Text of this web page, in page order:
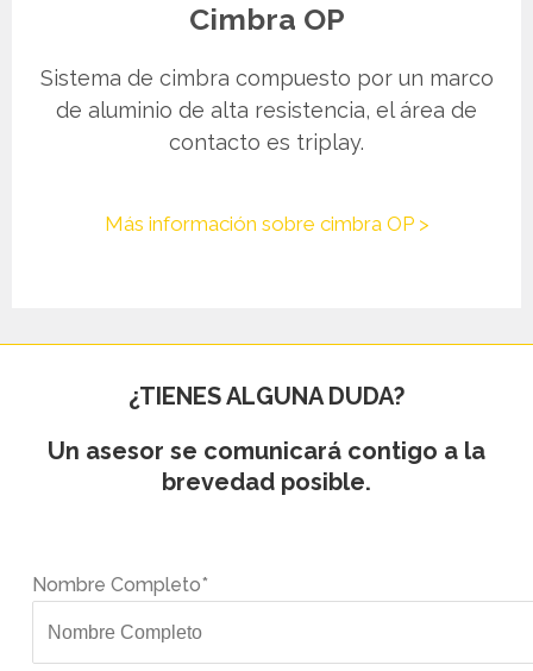
Cimbra OP
Sistema de cimbra compuesto por un marco
de aluminio de alta resistencia, el área de
contacto es triplay.
Más información sobre cimbra OP >
¿TIENES ALGUNA DUDA?
Un asesor se comunicará contigo a la
brevedad posible.
Nombre Completo*